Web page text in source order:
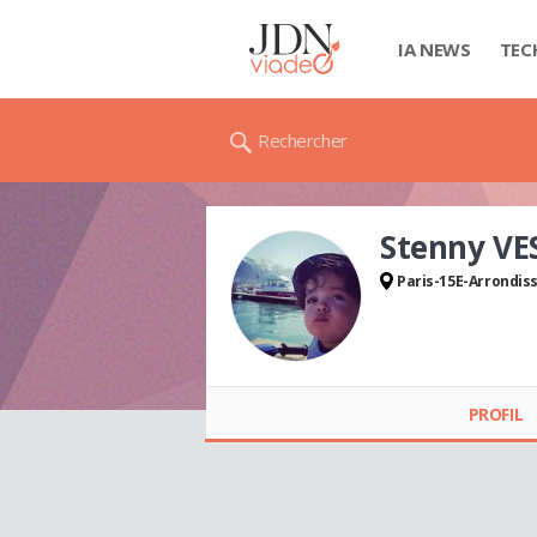
IA NEWS
Rechercher
Stenny
Paris-15E-
PROFIL